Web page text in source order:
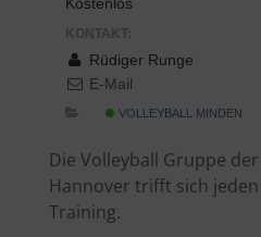
Kostenlos
KONTAKT:
Rüdiger Runge
E-Mail
VOLLEYBALL MINDEN
Die Volleyball Gruppe der
Hannover trifft sich
Training.